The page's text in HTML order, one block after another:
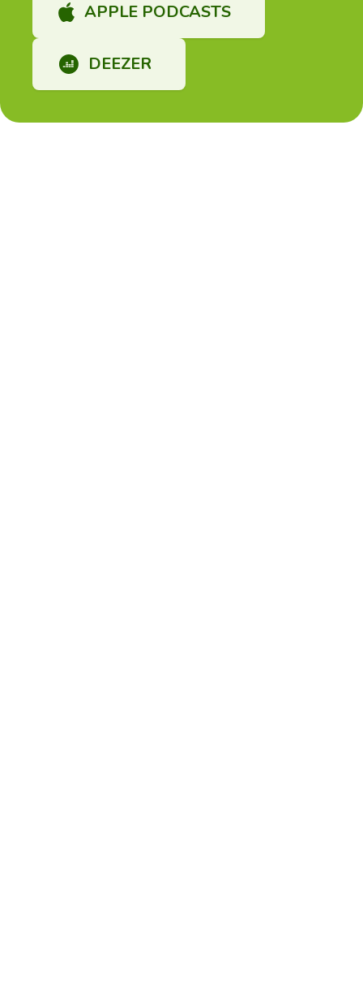
APPLE PODCASTS
DEEZER